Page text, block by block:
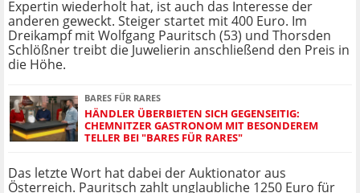
Expertin wiederholt hat, ist auch das Interesse der
anderen geweckt. Steiger startet mit 400 Euro. Im
Dreikampf mit Wolfgang Pauritsch (53) und Thorsden
Schlößner treibt die Juwelierin anschließend den Preis in
die Höhe.
BARES FÜR RARES
HÄNDLER ÜBERBIETEN SICH GEGENSEITIG:
CHEMNITZER GASTRONOM MIT BESONDEREM
TELLER BEI "BARES FÜR RARES"
Das letzte Wort hat dabei der Auktionator aus
Österreich. Pauritsch zahlt unglaubliche 1250 Euro für